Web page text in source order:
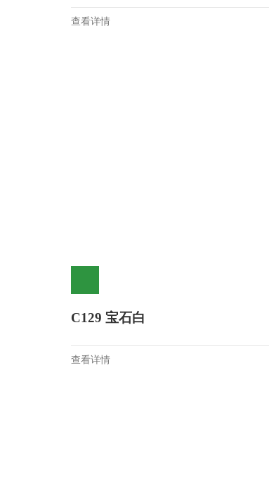
查看详情
C129 宝石白
查看详情